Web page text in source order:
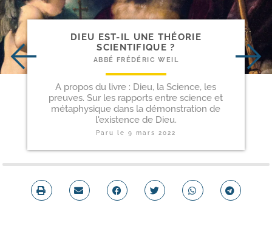
DIEU EST-​IL UNE THÉORIE
SCIENTIFIQUE ?
ABBÉ FRÉDÉRIC WEIL
A propos du livre : Dieu, la Science, les
preuves. Sur les rapports entre science et
métaphysique dans la démonstration de
l'existence de Dieu.
Paru le 9 mars 2022